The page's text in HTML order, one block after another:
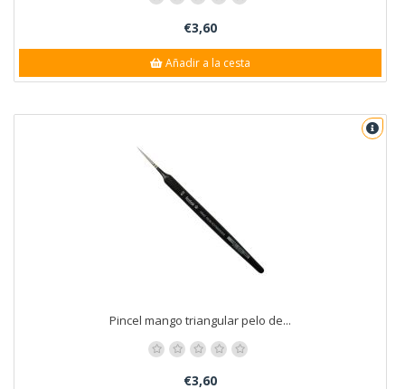
€3,60
Añadir a la cesta
Pincel mango triangular pelo de...
€3,60